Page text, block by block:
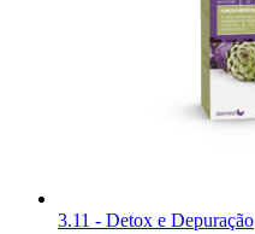
3.11 - Detox e Depuração